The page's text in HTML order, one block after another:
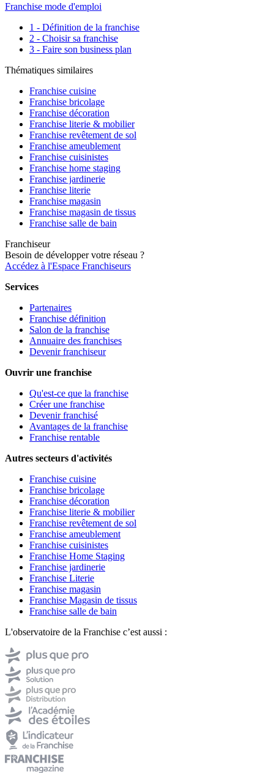
Franchise mode d'emploi
1 - Définition de la franchise
2 - Choisir sa franchise
3 - Faire son business plan
Thématiques similaires
Franchise cuisine
Franchise bricolage
Franchise décoration
Franchise literie & mobilier
Franchise revêtement de sol
Franchise ameublement
Franchise cuisinistes
Franchise home staging
Franchise jardinerie
Franchise literie
Franchise magasin
Franchise magasin de tissus
Franchise salle de bain
Franchiseur
Besoin de développer votre réseau ?
Accédez à l'Espace Franchiseurs
Services
Partenaires
Franchise définition
Salon de la franchise
Annuaire des franchises
Devenir franchiseur
Ouvrir une franchise
Qu'est-ce que la franchise
Créer une franchise
Devenir franchisé
Avantages de la franchise
Franchise rentable
Autres secteurs d'activités
Franchise cuisine
Franchise bricolage
Franchise décoration
Franchise literie & mobilier
Franchise revêtement de sol
Franchise ameublement
Franchise cuisinistes
Franchise Home Staging
Franchise jardinerie
Franchise Literie
Franchise magasin
Franchise Magasin de tissus
Franchise salle de bain
L'observatoire de la Franchise c’est aussi :